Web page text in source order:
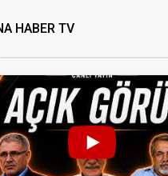
HABER TV